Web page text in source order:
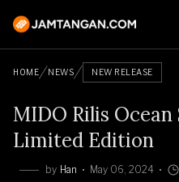
HOME NEWS NEW RELEASE
MIDO Rilis
Limited Edition
by Han May 06, 2024